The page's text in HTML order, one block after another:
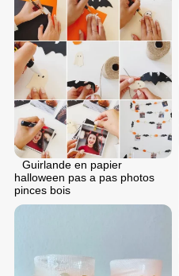
Guirlande en papier
halloween pas a pas photos
pinces bois